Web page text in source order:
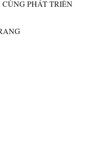
PHÁT TRIỂN